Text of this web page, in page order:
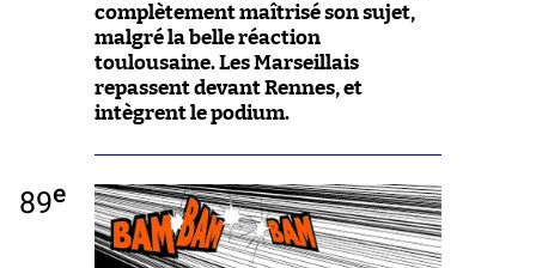
complètement maîtrisé son sujet,
malgré la belle réaction
toulousaine. Les Marseillais
repassent devant Rennes, et
intègrent le podium.
89e